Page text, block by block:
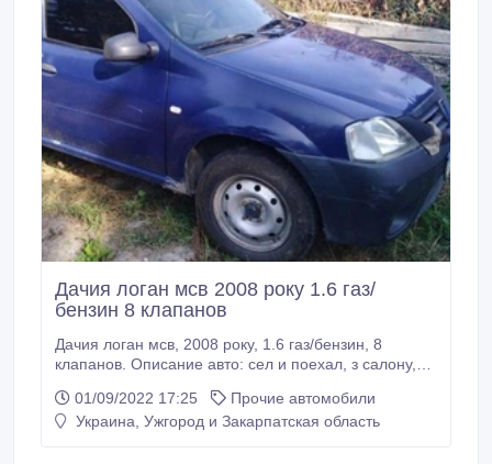
Дачия логан мсв 2008 року 1.6 газ/
бензин 8 клапанов
Дачия логан мсв, 2008 року, 1.6 газ/бензин, 8
клапанов. Описание авто: сел и поехал, з салону,
телефону. Тел.: (099) 981-33-51. Юрий..
01/09/2022 17:25
Прочие автомобили
Украина, Ужгород и Закарпатская область